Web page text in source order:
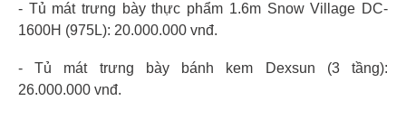
- Tủ mát trưng bày thực phẩm 1.6m Snow Village DC-
1600H (975L): 20.000.000 vnđ.
- Tủ mát trưng bày bánh kem Dexsun (3 tầng):
26.000.000 vnđ.